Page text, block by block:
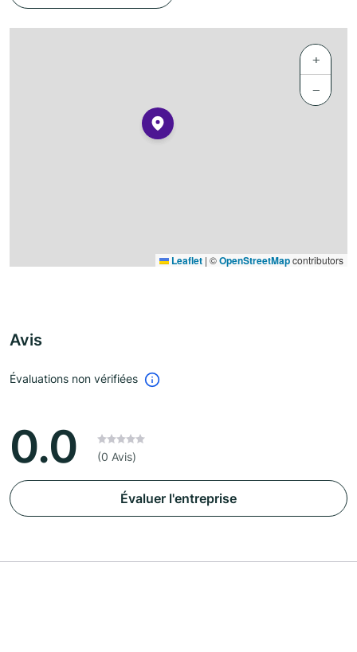
+
−
Leaflet | ©OpenStreetMapcontributors
Avis
Évaluations non vérifiées
0.0 (0 Avis)
Évaluer l'entreprise